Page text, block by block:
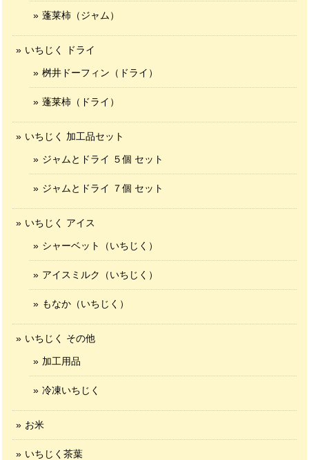
蓬莱柿（ジャム）
いちじく ドライ
桝井ドーフィン（ドライ）
蓬莱柿（ドライ）
いちじく 加工品セット
ジャムとドライ ５個 セット
ジャムとドライ ７個 セット
いちじく アイス
シャーベット（いちじく）
アイスミルク（いちじく）
もなか（いちじく）
いちじく その他
加工用品
冷凍いちじく
お米
いちじく茶葉